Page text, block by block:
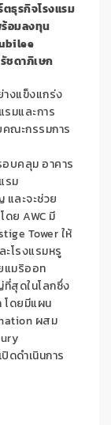
ธุรกิจโรงแรม
ร้อมลงทุน
ชดาภิเษก
างแข็งแกร่ง
มและการ
ณะกรรมการ
บคลุม อาคาร
รม
ละจะช่วย
ย AWC มี
Tower ให้
โรงแรมหรู
แมริออท
ที่สุดในโลกซึ่ง
โดยมีแผน
ผสม
ดดำเนินการ